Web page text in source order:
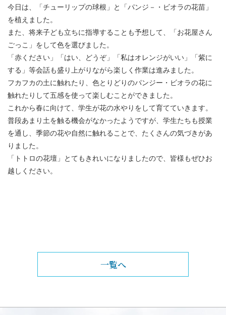
今日は、「チューリップの球根」と「パンジ－・ビオラの花苗」
を植えました。
また、将来子ども立ちに指導することも予想して、「お花屋さん
ごっこ」をして色を選びました。
「赤ください」「はい、どうぞ」「私はオレンジがいい」「紫に
する」等会話も盛り上がりながら楽しく作業は進みました。
フカフカの土に触れたり、色とりどりのパンジー・ビオラの花に
触れたりして五感を使って楽しむことができました。
これから春に向けて、学生が花の水やりをして育てていきます。
普段あまり土を触る機会がなかったようですが、学生たちも授業
を通し、季節の花や自然に触れることで、たくさんの気づきがあ
りました。
「トトロの花壇」とてもきれいになりましたので、皆様もぜひお
越しください。
一覧へ